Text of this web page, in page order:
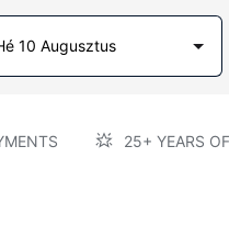
10 Augusztus
25+ YEARS